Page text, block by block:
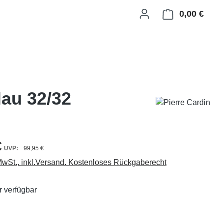
0,00 €
32/32
99,95 €
inkl.Versand. Kostenloses Rückgaberecht
verfügbar